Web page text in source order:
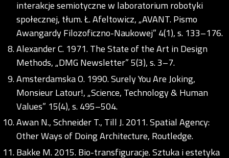
interakcje semiotyczne w laboratorium robotyki
społecznej, tłum. Ł. Afeltowicz, „AVANT. Pismo
Awangardy Filozoficzno-Naukowej” 4(1), s. 133–176.
Alexander C. 1971. The State of the Art in Design
Methods, „DMG Newsletter” 5(3), s. 3–7.
Amsterdamska O. 1990. Surely You Are Joking,
Monsieur Latour!, „Science, Technology & Human
Values” 15(4), s. 495–504.
Awan N., Schneider T., Till J. 2011. Spatial Agency:
Other Ways of Doing Architecture, Routledge.
Bakke M. 2015. Bio-transfiguracje. Sztuka i estetyka